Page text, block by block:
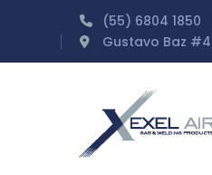
(55) 6804 1850
Gustavo Baz